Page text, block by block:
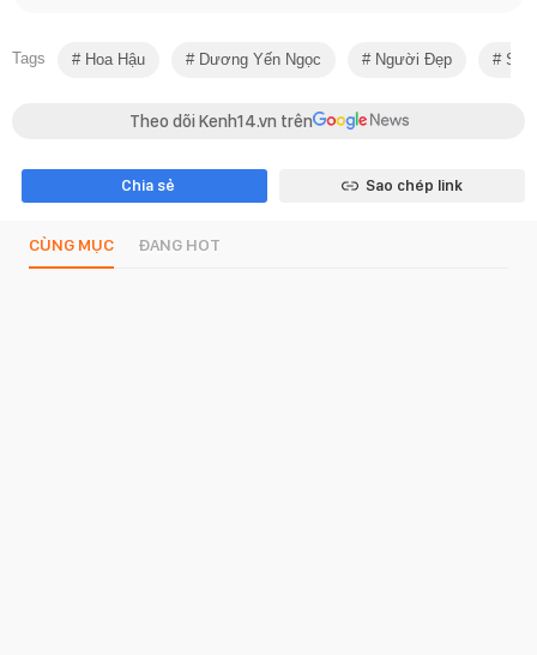
Tags Hoa Hậu Dương Yến Ngọc Người Đẹp
Theo dõi Kenh14.vn trên
Chia sẻ Sao chép link
CÙNG MỤC ĐANG HOT